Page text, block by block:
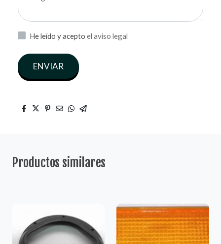
He leído y acepto el aviso legal
ENVIAR
Productos similares